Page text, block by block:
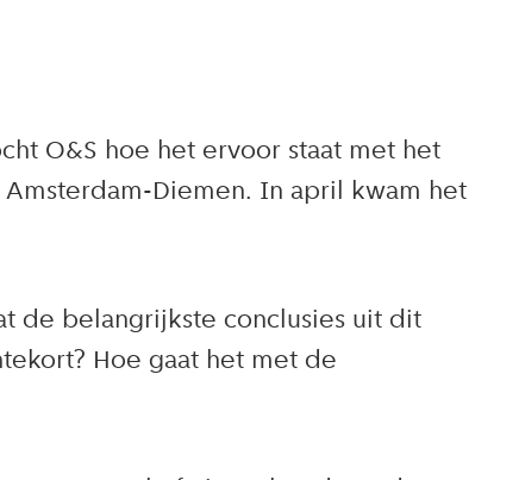
O&S hoe het ervoor staat met het
Diemen. In april kwam het
de belangrijkste conclusies uit dit
Hoe gaat het met de